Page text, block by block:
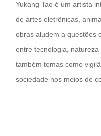
Yukang Tao é um artista
de artes eletrônicas,
obras aludem a questões
entre tecnologia,
também temas como
sociedade nos meios de